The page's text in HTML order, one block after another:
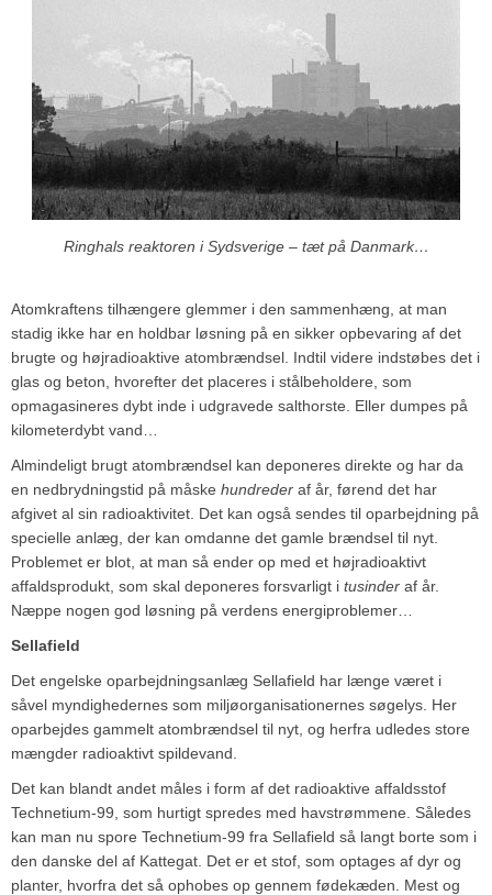
Ringhals reaktoren i Sydsverige – tæt på Danmark…
Atomkraftens tilhængere glemmer i den sammenhæng, at man
stadig ikke har en holdbar løsning på en sikker opbevaring af det
brugte og højradioaktive atombrændsel. Indtil videre indstøbes det i
glas og beton, hvorefter det placeres i stålbeholdere, som
opmagasineres dybt inde i udgravede salthorste. Eller dumpes på
kilometerdybt vand…
Almindeligt brugt atombrændsel kan deponeres direkte og har da
en nedbrydningstid på måske hundreder af år, førend det har
afgivet al sin radioaktivitet. Det kan også sendes til oparbejdning på
specielle anlæg, der kan omdanne det gamle brændsel til nyt.
Problemet er blot, at man så ender op med et højradioaktivt
affaldsprodukt, som skal deponeres forsvarligt i tusinder af år.
Næppe nogen god løsning på verdens energiproblemer…
Sellafield
Det engelske oparbejdningsanlæg Sellafield har længe været i
såvel myndighedernes som miljøorganisationernes søgelys. Her
oparbejdes gammelt atombrændsel til nyt, og herfra udledes store
mængder radioaktivt spildevand.
Det kan blandt andet måles i form af det radioaktive affaldsstof
Technetium-99, som hurtigt spredes med havstrømmene. Således
kan man nu spore Technetium-99 fra Sellafield så langt borte som i
den danske del af Kattegat. Det er et stof, som optages af dyr og
planter, hvorfra det så ophobes op gennem fødekæden. Mest og